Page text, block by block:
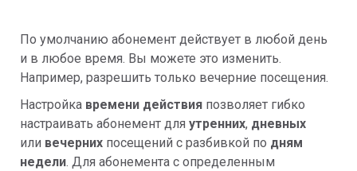
По умолчанию абонемент действует в любой день
и в любое время. Вы можете это изменить.
Например, разрешить только вечерние посещения.
Настройка времени действия позволяет гибко
настраивать абонемент для утренних, дневных
или вечерних посещений с разбивкой по дням
недели. Для абонемента с определенным